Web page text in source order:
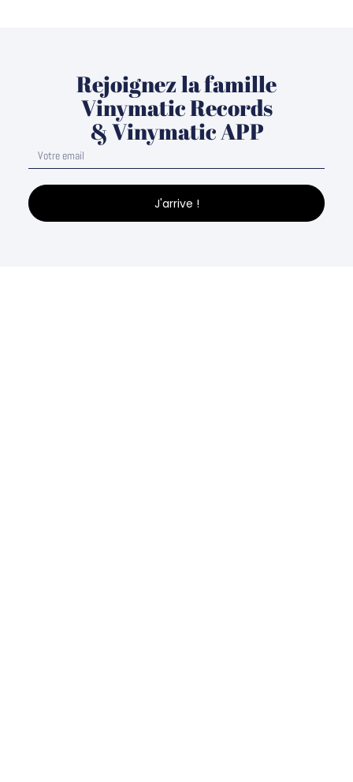
Rejoignez la famille
Vinymatic Records
& Vinymatic APP
J'arrive !